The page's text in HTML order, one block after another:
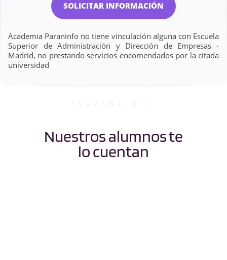
SOLICITAR INFORMACIÓN
Academia Paraninfo no tiene vinculación alguna con Escuela
Superior de Administración y Dirección de Empresas ·
Madrid, no prestando servicios encomendados por la citada
universidad
Nuestros alumnos te
lo cuentan